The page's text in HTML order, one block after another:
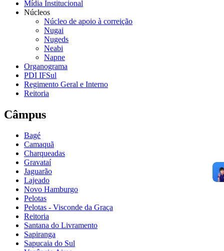
Mídia Institucional
Núcleos
Núcleo de apoio à correição
Nugai
Nugeds
Neabi
Napne
Organograma
PDI IFSul
Regimento Geral e Interno
Reitoria
Câmpus
Bagé
Camaquã
Charqueadas
Gravataí
Jaguarão
Lajeado
Novo Hamburgo
Pelotas
Pelotas - Visconde da Graça
Reitoria
Santana do Livramento
Sapiranga
Sapucaia do Sul